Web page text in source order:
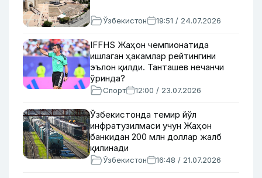
Ўзбекистон 19:51 / 24.07.2026
IFFHS Жаҳон чемпионатида
ишлаган ҳакамлар рейтингини
эълон қилди. Танташев нечанчи
ўринда?
Спорт 12:00 / 23.07.2026
Ўзбекистонда темир йўл
инфратузилмаси учун Жаҳон
банкидан 200 млн доллар жалб
қилинади
Ўзбекистон 16:48 / 21.07.2026